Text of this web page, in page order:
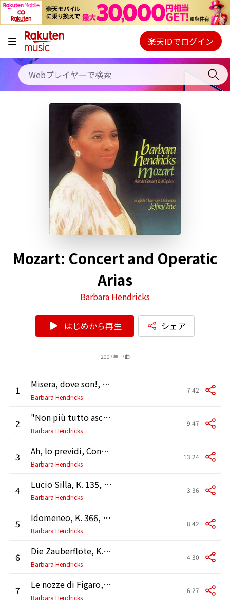
キャンペーン
料金プラン
使い方
初回30日間無料お試し
Webプレイヤー
ご契約内容の確認・変更
楽天IDでログイン
Mozart: Concert and Operatic
Arias
Barbara Hendricks
はじめから再生 シェア
2007年 - 7曲
1 Misera, dove son!, Concert Scene in E-Flat Major, K. 369: I. Scena "Misera, dove son!" - II. Aria "Ah! non son'io che parlo" (Andante sostenuto)
Barbara Hendricks
7:42
2 "Non più tutto ascoltai", K. 490
Barbara Hendricks
9:47
3 Ah, lo previdi, Concert Scene in C Minor, K. 272: I. Recitativo "Ah, lo previdi!" - II. Aria "Ah, t'invola agl'occhi miei" - III. Recitativo "Misera! Misera!" - IV. Cavatina "Deh, non varcar quell'onda" (Allegro risoluto - Allegro - Adagio
Barbara Hendricks
13:24
4 Lucio Silla, K. 135, Act 3 Scene 5: No. 22, Aria, "Fra i pensieri piu funesti di morte" (Giunia)
Barbara Hendricks
3:36
5 Idomeneo, K. 366, Act 1 Scene 1: No. 2, Aria "Padre, germani, addio" (Ilia)
Barbara Hendricks
8:42
6 Die Zauberflöte, K. 620, Act 2: "Ach, ich fühl's, es ist verschwunden" (Pamina)
Barbara Hendricks
4:30
7 Le nozze di Figaro, K. 492, Act 3: "E Susanna non vien! ... Dove sono" (Countess)
Barbara Hendricks
6:27